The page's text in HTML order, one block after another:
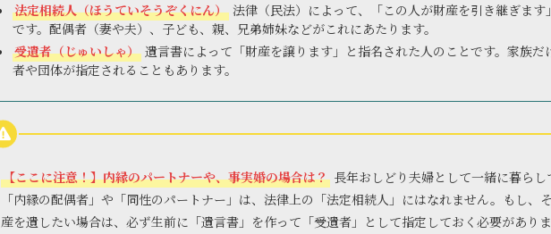
法定相続人（ほうていそうぞくにん） 法律（民法）によって、「この人が財産を引き継ぎま
です。配偶者（妻や夫）、子ども、親、兄弟姉妹などがこれにあたります。
受遺者（じゅいしゃ） 遺言書によって「財産を譲ります」と指名された人のことです。家族
者や団体が指定されることもあります。
【ここに注意！】内縁のパートナーや、事実婚の場合は？ 長年おしどり夫婦として一緒に暮ら
「内縁の配偶者」や「同性のパートナー」は、法律上の「法定相続人」にはなれません。もし、
産を遺したい場合は、必ず生前に「遺言書」を作って「受遺者」として指定しておく必要があり